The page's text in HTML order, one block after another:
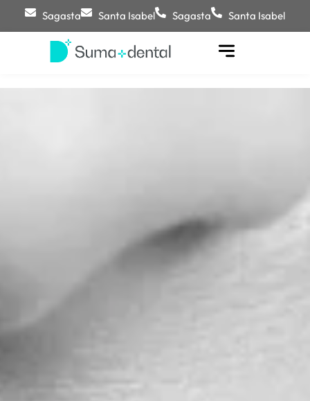
Sagasta Santa Isabel Sagasta Santa Isabel